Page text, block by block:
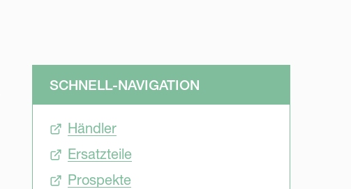
SCHNELL-NAVIGATION
Händler
Ersatzteile
Prospekte